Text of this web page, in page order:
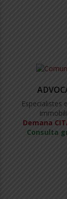
Especialistes
Demana
Consulta